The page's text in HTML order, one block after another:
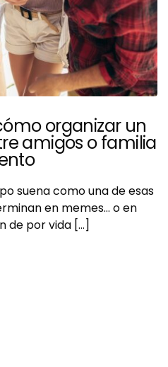
organizar un
amigos o familia
suena como una de esas
en memes… o en
de por vida […]